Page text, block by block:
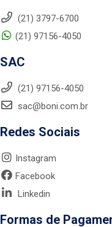
(21) 3797-6700
(21) 97156-4050
SAC
(21) 97156-4050
sac@boni.com.br
Redes Sociais
Instagram
Facebook
Linkedin
Formas de